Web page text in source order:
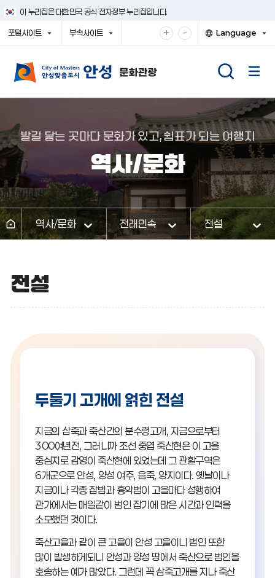
건
너
뛰
기
이 누리집은 대한민국 공식 전자정부 누리집입니다.
포털사이트
부속사이트
+확
대
-축
소
Language
발길 닿는 곳마다 문화가 있고, 쉼표가 되는 여행지
역사/문화
역사/문화 전래민속 전설
전설
두둘기 고개에 얽힌 전설
지금의 삼죽과 죽산간의 분수령고개, 지금으로부터
300여년전, 그러니까 조선 중엽 죽산현은 이 고을
중심지로 감영이 죽산현에 있었는데 그 관할구역은
6개군으로 안성, 양성 여주, 음죽, 양지이다. 옛날이나
지금이나 각종 잡범과 흉악범이 고을마다 성행하여
관가에서는 매일같이 범인 잡기에 많은 시간과 인력을
소모했던 것이다.
죽산고을과 같이 큰 고을이 안성 고을이니 범인 또한
많이 발생하게되니 안성과 양성 땅에서 죽산으로 범인을
호송하는 예가 많았다. 그런데 꼭 삼죽고개를 지나 죽산